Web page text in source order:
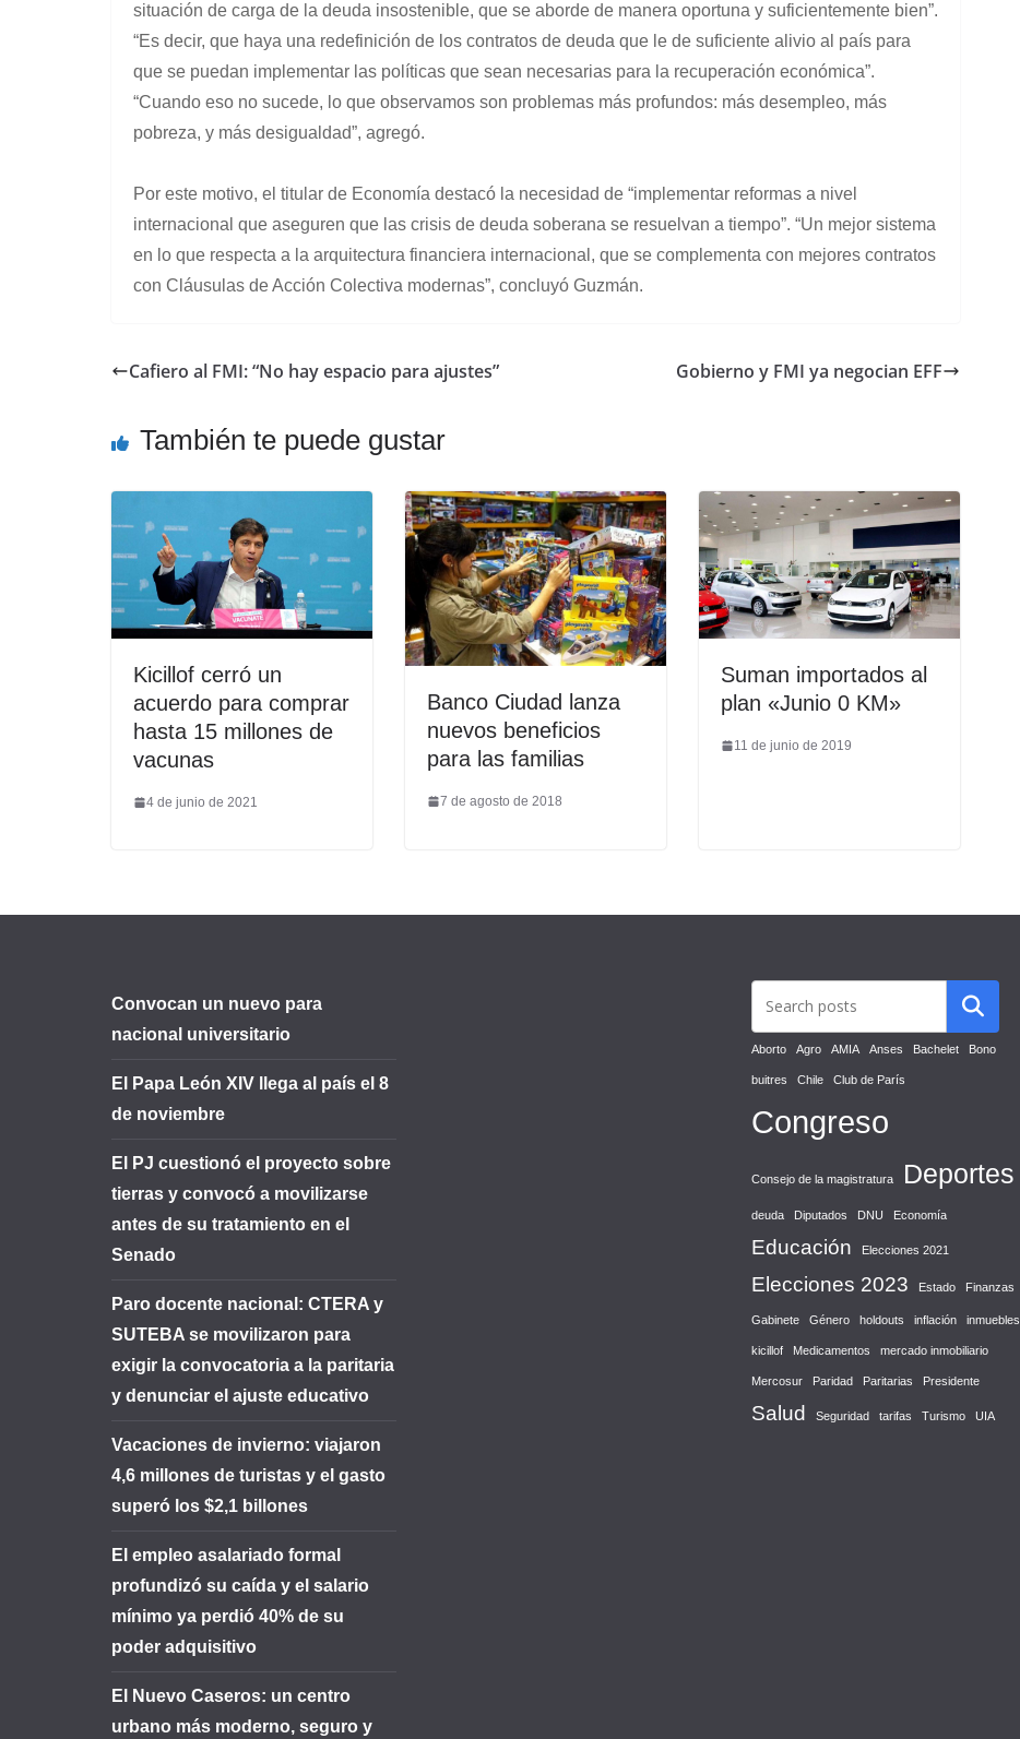
situación de carga de la deuda insostenible, que se aborde de manera oportuna y suficientemente bien”.
“Es decir, que haya una redefinición de los contratos de deuda que le de suficiente alivio al país para
que se puedan implementar las políticas que sean necesarias para la recuperación económica”.
“Cuando eso no sucede, lo que observamos son problemas más profundos: más desempleo, más
pobreza, y más desigualdad”, agregó.
Por este motivo, el titular de Economía destacó la necesidad de “implementar reformas a nivel
internacional que aseguren que las crisis de deuda soberana se resuelvan a tiempo”. “Un mejor sistema
en lo que respecta a la arquitectura financiera internacional, que se complementa con mejores contratos
con Cláusulas de Acción Colectiva modernas”, concluyó Guzmán.
Cafiero al FMI: “No hay espacio para ajustes” Gobierno y FMI ya negocian EFF
También te puede gustar
Kicillof cerró un
acuerdo para comprar
hasta 15 millones de
vacunas
4 de junio de 2021
Banco Ciudad lanza
nuevos beneficios
para las familias
7 de agosto de 2018
Suman importados al
plan «Junio 0 KM»
11 de junio de 2019
Convocan un nuevo para
nacional universitario
El Papa León XIV llega al país el 8
de noviembre
El PJ cuestionó el proyecto sobre
tierras y convocó a movilizarse
antes de su tratamiento en el
Senado
Paro docente nacional: CTERA y
SUTEBA se movilizaron para
exigir la convocatoria a la paritaria
y denunciar el ajuste educativo
Vacaciones de invierno: viajaron
4,6 millones de turistas y el gasto
superó los $2,1 billones
El empleo asalariado formal
profundizó su caída y el salario
mínimo ya perdió 40% de su
poder adquisitivo
El Nuevo Caseros: un centro
urbano más moderno, seguro y
Aborto Agro AMIA Anses Bachelet Bono
buitres Chile Club de París
Congreso
Consejo de la magistratura Deportes
deuda Diputados DNU Economía
Educación Elecciones 2021
Elecciones 2023 Estado Finanzas
Gabinete Género holdouts inflación inmuebles
kicillof Medicamentos mercado inmobiliario
Mercosur Paridad Paritarias Presidente
Salud Seguridad tarifas Turismo UIA